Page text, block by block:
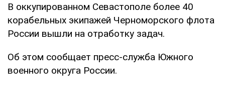
В оккупированном Севастополе более 40
корабельных экипажей Черноморского флота
России вышли на отработку задач.
Об этом сообщает пресс-служба Южного
военного округа России.